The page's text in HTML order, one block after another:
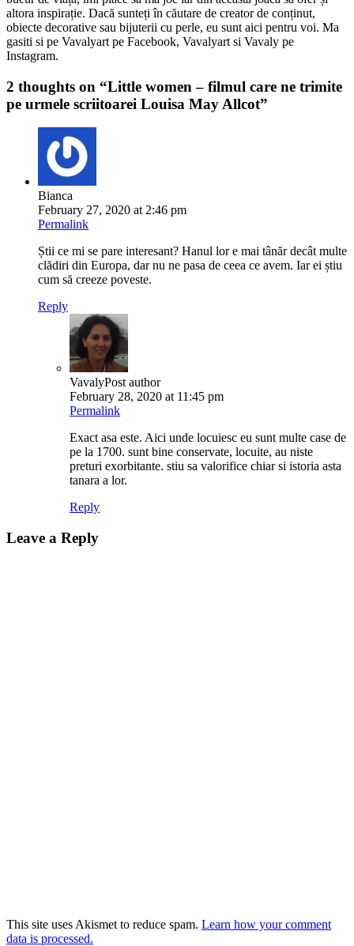
altora inspirație. Dacă sunteți în căutare de creator de conținut,
obiecte decorative sau bijuterii cu perle, eu sunt aici pentru voi. Ma
gasiti si pe Vavalyart pe Facebook, Vavalyart si Vavaly pe
Instagram.
2 thoughts on “Little women – filmul care ne trimite
pe urmele scriitoarei Louisa May Allcot”
Bianca
February 27, 2020 at 2:46 pm
Permalink
Știi ce mi se pare interesant? Hanul lor e mai tânăr decât multe
clădiri din Europa, dar nu ne pasa de ceea ce avem. Iar ei știu
cum să creeze poveste.
Reply
VavalyPost author
February 28, 2020 at 11:45 pm
Permalink
Exact asa este. Aici unde locuiesc eu sunt multe case de
pe la 1700. sunt bine conservate, locuite, au niste
preturi exorbitante. stiu sa valorifice chiar si istoria asta
tanara a lor.
Reply
Leave a Reply
This site uses Akismet to reduce spam. Learn how your comment
data is processed.